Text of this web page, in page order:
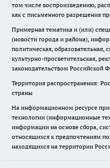
том числе воспроизведению,
как с письменного разрешения
Примерная тематика и (или)
(новости города и района),
политическая, образовательная,
культурно-просветительская,
законодательством Российской
Территория распространения:
страны
На информационном ресурсе
технологии (информационные
информации на основе сбора,
относящихся к предпочтениям
находящихся на территории